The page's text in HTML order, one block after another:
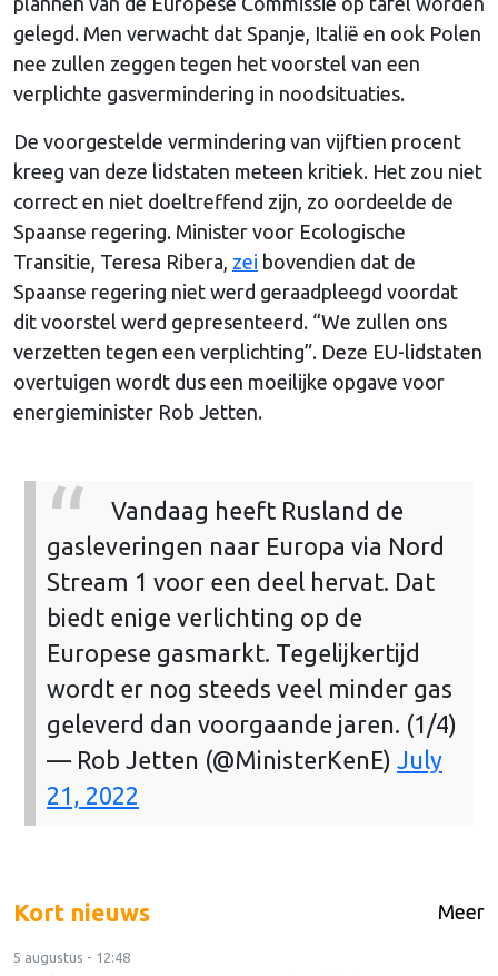
gelegd. Men verwacht dat Spanje, Italië en ook Polen
nee zullen zeggen tegen het voorstel van een
verplichte gasvermindering in noodsituaties.
De voorgestelde vermindering van vijftien procent
kreeg van deze lidstaten meteen kritiek. Het zou niet
correct en niet doeltreffend zijn, zo oordeelde de
Spaanse regering. Minister voor Ecologische
Transitie, Teresa Ribera, zei bovendien dat de
Spaanse regering niet werd geraadpleegd voordat
dit voorstel werd gepresenteerd. “We zullen ons
verzetten tegen een verplichting”. Deze EU-lidstaten
overtuigen wordt dus een moeilijke opgave voor
energieminister Rob Jetten.
Vandaag heeft Rusland de
gasleveringen naar Europa via Nord
Stream 1 voor een deel hervat. Dat
biedt enige verlichting op de
Europese gasmarkt. Tegelijkertijd
wordt er nog steeds veel minder gas
geleverd dan voorgaande jaren. (1/4)
— Rob Jetten (@MinisterKenE) July
21, 2022
Kort nieuws Meer
5 augustus - 12:48